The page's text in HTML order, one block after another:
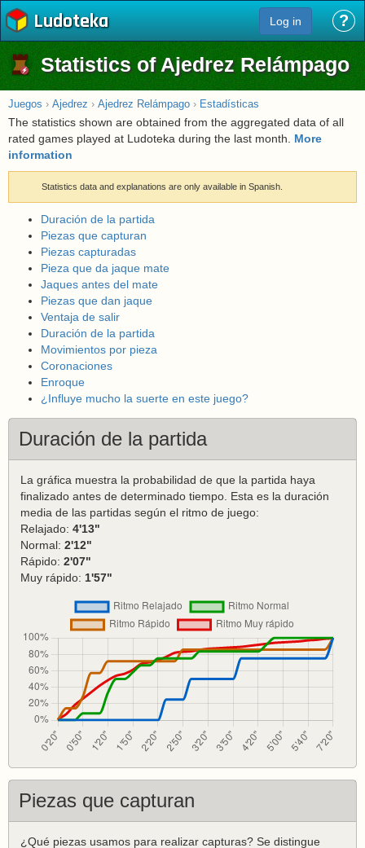
Ludoteka Log in ?
Statistics of Ajedrez Relámpago
Juegos › Ajedrez › Ajedrez Relámpago › Estadísticas
The statistics shown are obtained from the aggregated data of all
rated games played at Ludoteka during the last month. More
information
Statistics data and explanations are only available in Spanish.
Duración de la partida
Piezas que capturan
Piezas capturadas
Pieza que da jaque mate
Jaques antes del mate
Piezas que dan jaque
Ventaja de salir
Duración de la partida
Movimientos por pieza
Coronaciones
Enroque
¿Influye mucho la suerte en este juego?
Duración de la partida
La gráfica muestra la probabilidad de que la partida haya
finalizado antes de determinado tiempo. Esta es la duración
media de las partidas según el ritmo de juego:
Relajado: 4'13"
Normal: 2'12"
Rápido: 2'07"
Muy rápido: 1'57"
Piezas que capturan
¿Qué piezas usamos para realizar capturas? Se distingue